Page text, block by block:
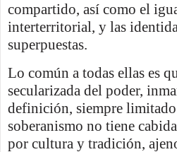
compartido, así como el
interterritorial, y las
superpuestas.
Lo común a todas ellas es
secularizada del poder,
definición, siempre
soberanismo no tiene
por cultura y tradición,